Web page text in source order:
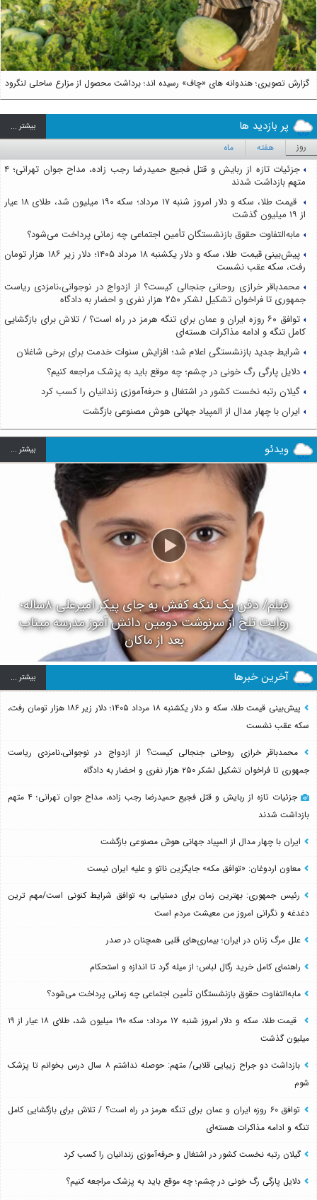
گزارش تصویری؛ هندوانه های «چاف» رسیده اند؛ برداشت محصول از مزارع ساحلی لنگرود
پر بازدید ها بيشتر ...
روز هفته ماه
جزئیات تازه از ربایش و قتل فجیع حمیدرضا رجب زاده، مداح جوان تهرانی؛ ۴
متهم بازداشت شدند
قیمت طلا، سکه و دلار امروز شنبه ۱۷ مرداد؛ سکه ۱۹۰ میلیون شد، طلای ۱۸ عیار
از ۱۹ میلیون گذشت
مابه‌التفاوت حقوق بازنشستگان تأمین اجتماعی چه زمانی پرداخت می‌شود؟
پیش‌بینی قیمت طلا، سکه و دلار یکشنبه ۱۸ مرداد ۱۴۰۵؛ دلار زیر ۱۸۶ هزار تومان
رفت، سکه عقب نشست
محمدباقر خرازی روحانی جنجالی کیست؟ از ازدواج در نوجوانی،نامزدی ریاست
جمهوری تا فراخوان تشکیل لشکر ۲۵۰ هزار نفری و احضار به دادگاه
توافق ۶۰ روزه ایران و عمان برای تنگه هرمز در راه است؟ / تلاش برای بازگشایی
کامل تنگه و ادامه مذاکرات هسته‌ای
شرایط جدید بازنشستگی اعلام شد؛ افزایش سنوات خدمت برای برخی شاغلان
دلایل پارگی رگ خونی در چشم؛ چه موقع باید به پزشک مراجعه کنیم؟
گیلان رتبه نخست کشور در اشتغال و حرفه‌آموزی زندانیان را کسب کرد
ایران با چهار مدال از المپیاد جهانی هوش مصنوعی بازگشت
ویدئو بيشتر ...
فیلم/ دفن یک لنگه کفش به جای پیکر امیرعلی ۸ساله؛
روایت تلخ از سرنوشت دومین دانش آموز مدرسه میناب
بعد از ماکان
آخرین خبرها بيشتر ...
پیش‌بینی قیمت طلا، سکه و دلار یکشنبه ۱۸ مرداد ۱۴۰۵؛ دلار زیر ۱۸۶ هزار تومان رفت،
سکه عقب نشست
محمدباقر خرازی روحانی جنجالی کیست؟ از ازدواج در نوجوانی،نامزدی ریاست
جمهوری تا فراخوان تشکیل لشکر ۲۵۰ هزار نفری و احضار به دادگاه
جزئیات تازه از ربایش و قتل فجیع حمیدرضا رجب زاده، مداح جوان تهرانی؛ ۴ متهم
بازداشت شدند
ایران با چهار مدال از المپیاد جهانی هوش مصنوعی بازگشت
معاون اردوغان: «توافق مکه» جایگزین ناتو و علیه ایران نیست
رئیس جمهوری: بهترین زمان برای دستیابی به توافق شرایط کنونی است/مهم ترین
دغدغه و نگرانی امروز من معیشت مردم است
علل مرگ زنان در ایران؛ بیماری‌های قلبی همچنان در صدر
راهنمای کامل خرید رگال لباس؛ از میله گرد تا اندازه و استحکام
مابه‌التفاوت حقوق بازنشستگان تأمین اجتماعی چه زمانی پرداخت می‌شود؟
قیمت طلا، سکه و دلار امروز شنبه ۱۷ مرداد؛ سکه ۱۹۰ میلیون شد، طلای ۱۸ عیار از ۱۹
میلیون گذشت
بازداشت دو جراح زیبایی قلابی/ متهم: حوصله نداشتم ۸ سال درس بخوانم تا پزشک
شوم
توافق ۶۰ روزه ایران و عمان برای تنگه هرمز در راه است؟ / تلاش برای بازگشایی کامل
تنگه و ادامه مذاکرات هسته‌ای
گیلان رتبه نخست کشور در اشتغال و حرفه‌آموزی زندانیان را کسب کرد
دلایل پارگی رگ خونی در چشم؛ چه موقع باید به پزشک مراجعه کنیم؟